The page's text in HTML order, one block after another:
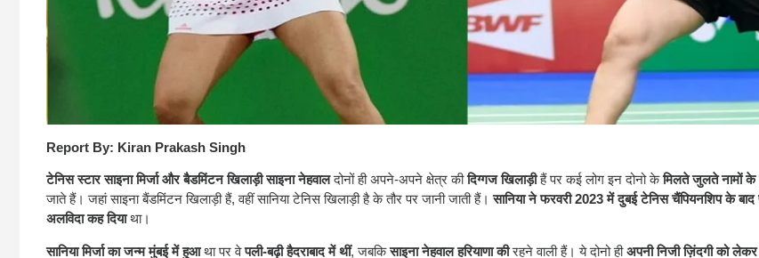
Report By: Kiran Prakash Singh
टेनिस स्टार साइना मिर्जा और बैडमिंटन खिलाड़ी साइना नेहवालदोनों ही अपने-अपने क्षेत्र कीदिग्गज खिलाड़ीहैं पर कई लोग इन दोनो केमिलते जुलते नामों
जाते हैं। जहां साइना बैंडमिंटन खिलाड़ी हैं, वहीं सानिया टेनिस खिलाड़ी है के तौर पर जानी जाती हैं।सानिया ने फरवरी 2023 में दुबई टेनिस चैंपियनशिप के
अलविदा कह दियाथा।
सानिया मिर्जा का जन्म मुंबई में हुआथा पर वेपली-बढ़ी हैदराबाद में थीं, जबकिसाइना नेहवाल हरियाणा कीरहने वाली हैं। ये दोनो हीअपनी निजी ज़िंदगी को लेकर